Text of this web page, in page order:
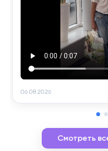
06.08.2026
Смотреть